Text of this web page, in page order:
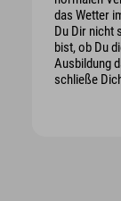
das Wetter
Du Dir nicht
bist, ob Du
Ausbildung
schließe